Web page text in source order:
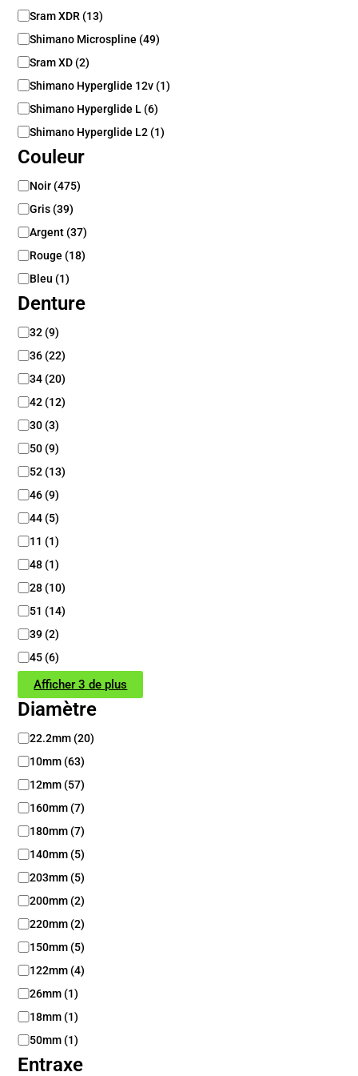
r
p
s
d
e
r
o
u
e
-
l
b
r
Sram XDR (13)
Shimano Microspline (49)
Sram XD (2)
Shimano Hyperglide 12v (1)
Shimano Hyperglide L (6)
Shimano Hyperglide L2 (1)
Couleur
C
u
l
e
u
Noir (475)
Gris (39)
Argent (37)
Rouge (18)
Bleu (1)
Denture
D
n
t
u
r
e
32 (9)
36 (22)
34 (20)
42 (12)
30 (3)
50 (9)
52 (13)
46 (9)
44 (5)
11 (1)
48 (1)
28 (10)
51 (14)
39 (2)
45 (6)
Afficher 3 de plus
Diamètre
D
a
m
è
t
r
e
22.2mm (20)
10mm (63)
12mm (57)
160mm (7)
180mm (7)
140mm (5)
203mm (5)
200mm (2)
220mm (2)
150mm (5)
122mm (4)
26mm (1)
18mm (1)
50mm (1)
Entraxe